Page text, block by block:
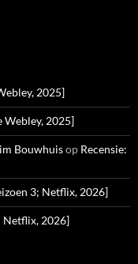
2025]
Webley, 2025]
Bouwhuisop Recensie:
3; Netflix, 2026]
Netflix, 2026]